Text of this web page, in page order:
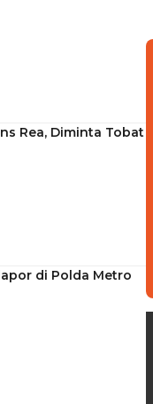
Rea, Diminta Tobat
di Polda Metro